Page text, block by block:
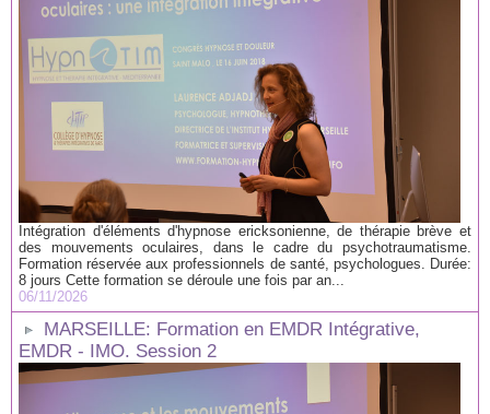
Intégration d'éléments d'hypnose ericksonienne, de thérapie brève et
des mouvements oculaires, dans le cadre du psychotraumatisme.
Formation réservée aux professionnels de santé, psychologues. Durée:
8 jours Cette formation se déroule une fois par an...
06/11/2026
MARSEILLE: Formation en EMDR Intégrative,
EMDR - IMO. Session 2